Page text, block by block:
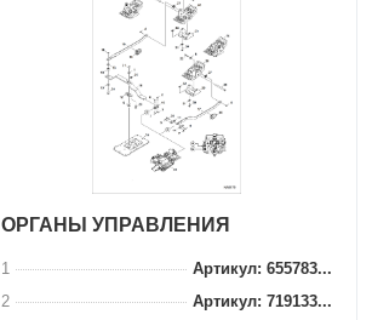
ОРГАНЫ УПРАВЛЕНИЯ
1
Артикул: 655783...
2
Артикул: 719133...